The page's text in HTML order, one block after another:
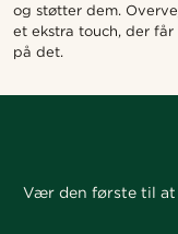
og støtter dem.
et ekstra touch, der
på det.
Vær den første til at